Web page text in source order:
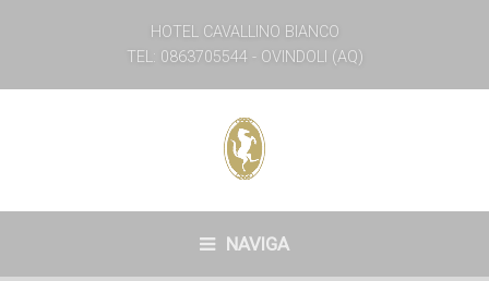
HOTEL CAVALLINO BIANCO
TEL: 0863705544 - OVINDOLI (AQ)
NAVIGA